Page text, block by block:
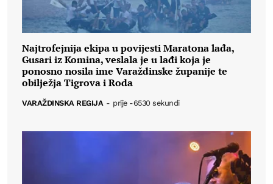
Najtrofejnija ekipa u povijesti Maratona lađa,
Gusari iz Komina, veslala je u lađi koja je
ponosno nosila ime Varaždinske županije te
obilježja Tigrova i Roda
VARAŽDINSKA REGIJA - prije -6530 sekundi